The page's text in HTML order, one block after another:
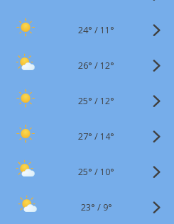
24° / 11°
26° / 12°
25° / 12°
27° / 14°
25° / 10°
23° / 9°